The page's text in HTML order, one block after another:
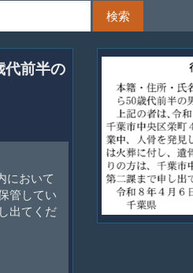
代前半の
において
管してい
出てくだ